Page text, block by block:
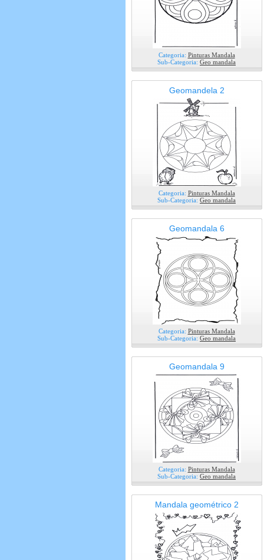
Categoria: Pinturas Mandala
Sub-Categoria: Geo mandala
Geomandela 2
Categoria: Pinturas Mandala
Sub-Categoria: Geo mandala
Geomandala 6
Categoria: Pinturas Mandala
Sub-Categoria: Geo mandala
Geomandala 9
Categoria: Pinturas Mandala
Sub-Categoria: Geo mandala
Mandala geométrico 2